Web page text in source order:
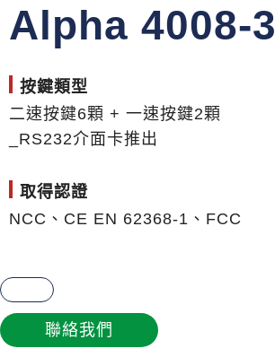
Alpha 4008-3
按鍵類型
二速按鍵6顆 + 一速按鍵2顆
_RS232介面卡推出
取得認證
NCC、CE EN 62368-1、FCC
聯絡我們